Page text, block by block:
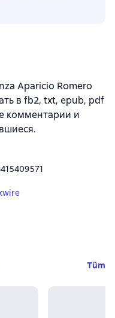
Aparicio Romero
в fb2, txt, epub, pdf
комментарии и
Tüm